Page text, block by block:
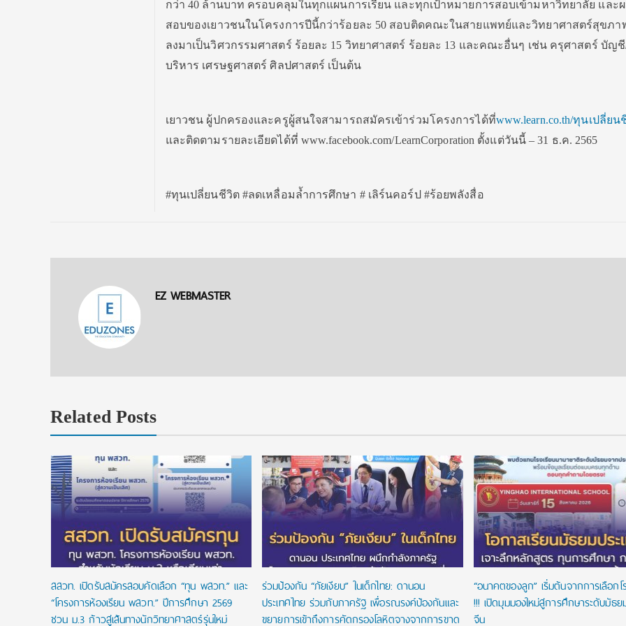
กว่า 40 ล้านบาท ครอบคลุมในทุกแผนการเรียน และทุกเป้าหมายการสอบเข้ามหาวิทยาลัย และ
สอบของเยาวชนในโครงการปีนี้กว่าร้อยละ 50 สอบติดคณะในสายแพทย์และวิทยาศาสตร์สุขภา
ลงมาเป็นวิศวกรรมศาสตร์ ร้อยละ 15 วิทยาศาสตร์ ร้อยละ 13 และคณะอื่นๆ เช่น ครุศาสตร์ บัญ
บริหาร เศรษฐศาสตร์ ศิลปศาสตร์ เป็นต้น
เยาวชน ผู้ปกครองและครูผู้สนใจสามารถสมัครเข้าร่วมโครงการได้ที่www.learn.co.th/ทุนเปลี่ยน
และติดตามรายละเอียดได้ที่ www.facebook.com/LearnCorporation ตั้งแต่วันนี้ – 31 ธ.ค. 2565
#ทุนเปลี่ยนชีวิต #ลดเหลื่อมล้ำการศึกษา # เลิร์นคอร์ป #ร้อยพลังสื่อ
EZ WEBMASTER
Related Posts
สสวท. เปิดรับสมัครสอบคัดเลือก “ทุน พสวท.” และ
“โครงการห้องเรียน พสวท.” ปีการศึกษา 2569
ชวน ม.3 ก้าวสู่เส้นทางนักวิทยาศาสตร์รุ่นใหม่
ร่วมป้องกัน “ภัยเงียบ” ในเด็กไทย: ดานอน
ประเทศไทย ร่วมกับภาครัฐ เพื่อรณรงค์ป้องกันและ
ขยายการเข้าถึงการคัดกรองโลหิตจางจากการขาด
“อนาคตของลูก” เริ่มต้นจากการเลือกโ
!!! เปิดมุมมองใหม่สู่การศึกษาระดับมัธย
จีน